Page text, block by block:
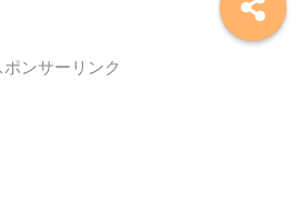
ポンサーリンク